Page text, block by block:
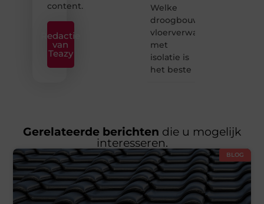
content.
Redactie
van
Teazy
Welke
droogbouw
vloerverwarming
met
isolatie is
het beste
Gerelateerde berichten die u mogelijk
interesseren.
BLOG